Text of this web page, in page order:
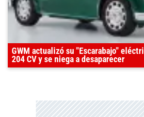
GWM actualizó su "Escarabajo"
204 CV y se niega a desaparecer